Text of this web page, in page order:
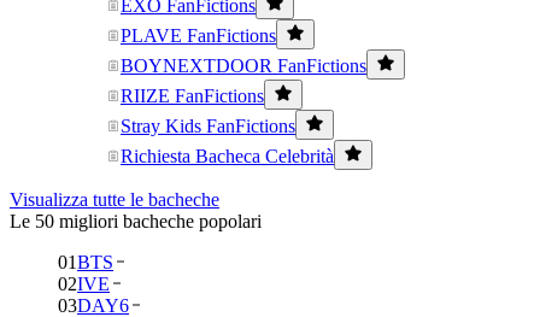
EXO FanFictions
PLAVE FanFictions
BOYNEXTDOOR FanFictions
RIIZE FanFictions
Stray Kids FanFictions
Richiesta Bacheca Celebrità
Visualizza tutte le bacheche
Le 50 migliori bacheche popolari
01BTS
02IVE
03DAY6